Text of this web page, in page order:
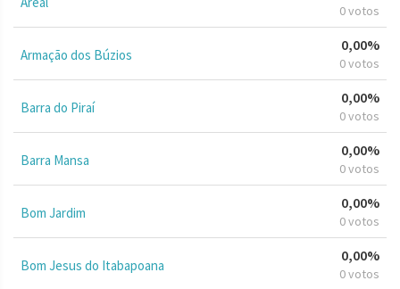
0 votos
Armação dos Búzios
0,00%
0 votos
Barra do Piraí
0,00%
0 votos
Barra Mansa
0,00%
0 votos
Bom Jardim
0,00%
0 votos
Bom Jesus do Itabapoana
0,00%
0 votos